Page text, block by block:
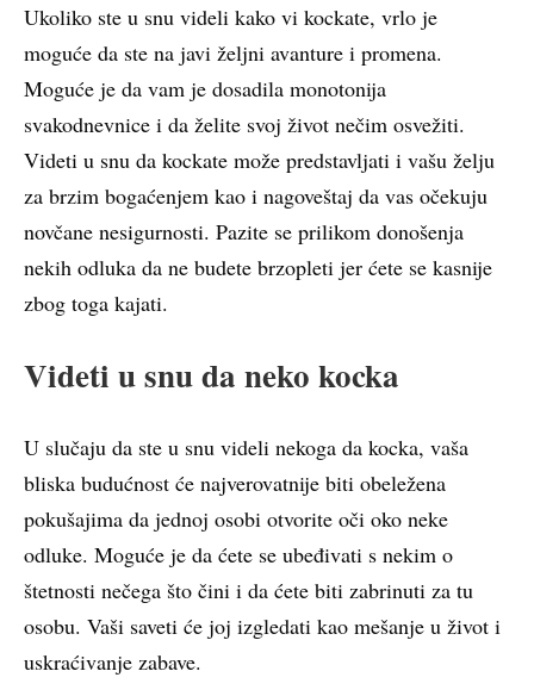
Ukoliko ste u snu videli kako vi kockate, vrlo je
moguće da ste na javi željni avanture i promena.
Moguće je da vam je dosadila monotonija
svakodnevnice i da želite svoj život nečim osvežiti.
Videti u snu da kockate može predstavljati i vašu želju
za brzim bogaćenjem kao i nagoveštaj da vas očekuju
novčane nesigurnosti. Pazite se prilikom donošenja
nekih odluka da ne budete brzopleti jer ćete se kasnije
zbog toga kajati.
Videti u snu da neko kocka
U slučaju da ste u snu videli nekoga da kocka, vaša
bliska budućnost će najverovatnije biti obeležena
pokušajima da jednoj osobi otvorite oči oko neke
odluke. Moguće je da ćete se ubeđivati s nekim o
štetnosti nečega što čini i da ćete biti zabrinuti za tu
osobu. Vaši saveti će joj izgledati kao mešanje u život i
uskraćivanje zabave.